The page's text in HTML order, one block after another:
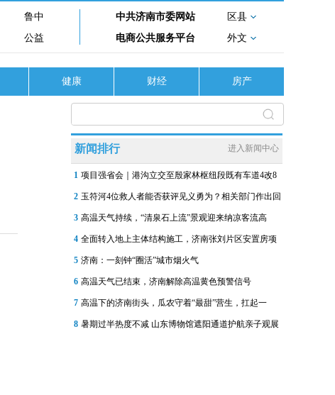
鲁中
公益
中共济南市委网站
区县
电商公共服务平台
外文
健康 财经 房产
新闻排行 进入新闻中心
1 项目强省会｜港沟立交至殷家林枢纽段既有车道4改8
2 玉符河4位救人者能否获评见义勇为？相关部门作出回
3 高温天气持续，“清泉石上流”景观迎来纳凉客流高
4 全面转入地上主体结构施工，济南张刘片区安置房项
5 济南：一刻钟“圈活”城市烟火气
6 高温天气已结束，济南解除高温黄色预警信号
7 高温下的济南街头，瓜农守着“最甜”营生，扛起一
8 暑期过半热度不减 山东博物馆遮阳通道护航亲子观展